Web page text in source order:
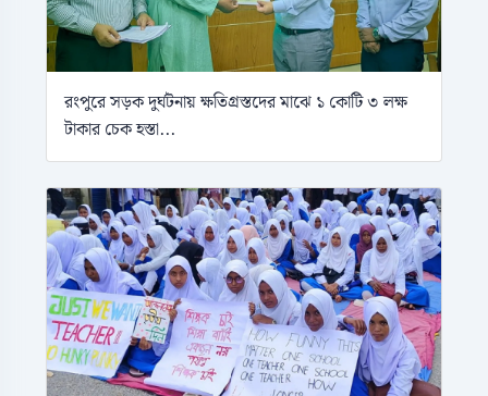
রংপুরে সড়ক দুর্ঘটনায় ক্ষতিগ্রস্তদের মাঝে ১ কোটি ৩ লক্ষ
টাকার চেক হস্তা...